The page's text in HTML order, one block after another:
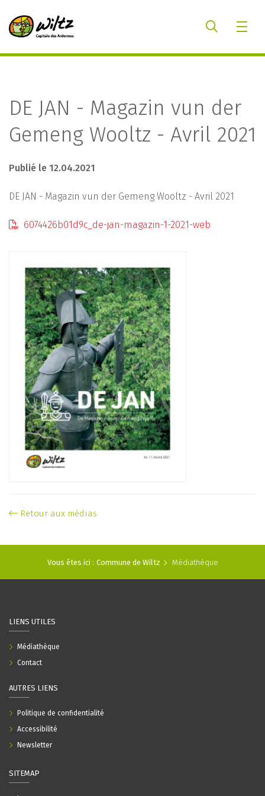
DE JAN - Magazin vun der
Gemeng Wooltz - Avril 2021
Publié le 12.04.2021
DE JAN - Magazin vun der Gemeng Wooltz - Avril 2021
6074426b01d9c_de-jan-magazin-1-2021-web
Retour aux médias
Vous êtes ici : Commune de Wiltz Médiathèque
SITEMAP
LIENS UTILES
Médiathèque
Contact
AUTRES LIENS
Politique de confidentialité
Accessibilité
Newsletter